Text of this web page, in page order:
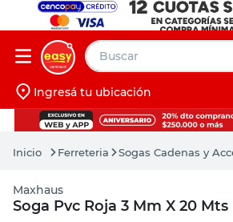
Buscar
Iniciá sesión
Ingresá tu ubicación
Ferreteria Sogas Cadenas y
Maxhaus
Soga Pvc Roja 3 Mm X 20
muebles
pintura
escritorio
puertas